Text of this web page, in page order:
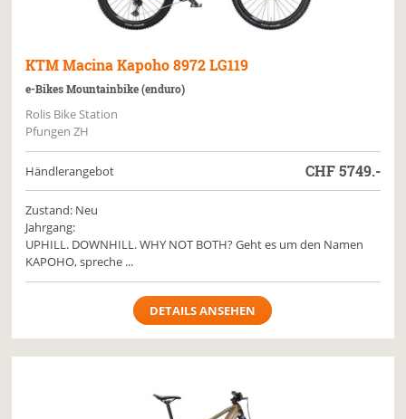
KTM Macina Kapoho 8972 LG119
e-Bikes Mountainbike (enduro)
Rolis Bike Station
Pfungen ZH
Händlerangebot CHF5749.-
Zustand: Neu
Jahrgang:
UPHILL. DOWNHILL. WHY NOT BOTH? Geht es um den Namen
KAPOHO, spreche ...
DETAILS ANSEHEN